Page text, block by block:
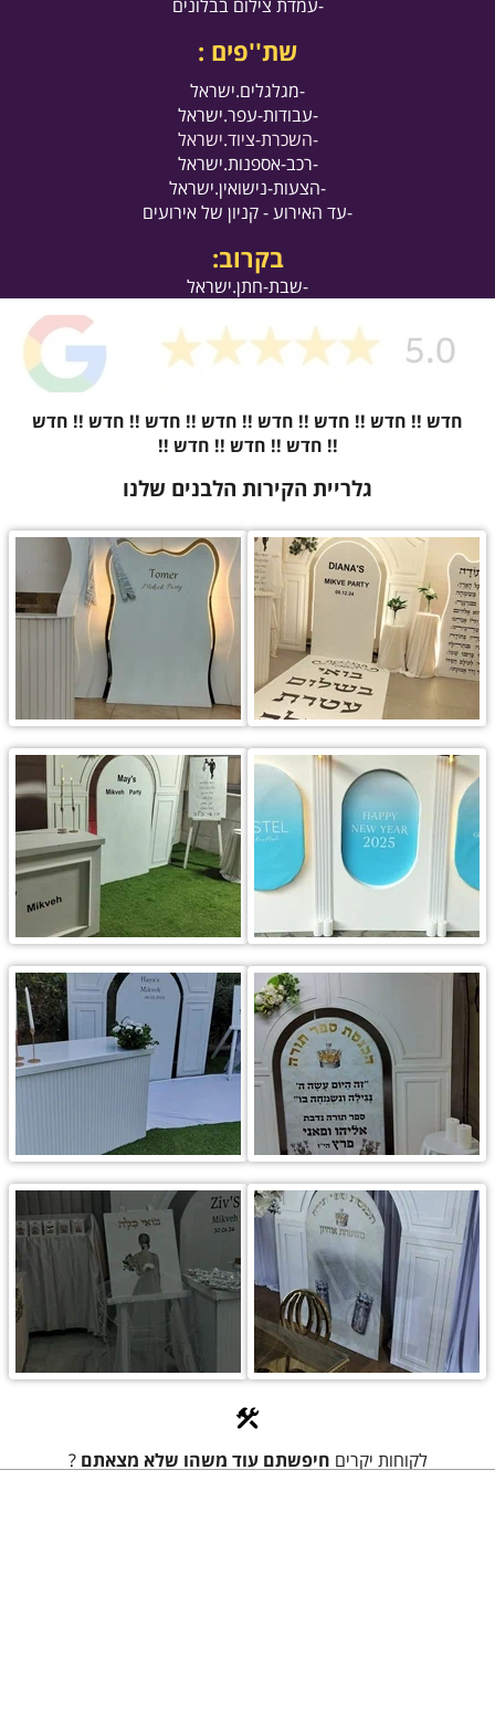
-עמדת צילום בבלונים
שת''פים :
-מגלגלים.ישראל
-עבודות-עפר.ישראל
-השכרת-ציוד.ישראל
-רכב-אספנות.ישראל
-הצעות-נישואין.ישראל
-עד האירוע - קניון של אירועים
בקרוב:
-שבת-חתן.ישראל
חדש !! חדש !! חדש !! חדש !! חדש !! חדש !! חדש !! חדש
!! חדש !! חדש !! חדש !!
גלריית הקירות הלבנים שלנו
לקוחות יקרים חיפשתם עוד משהו שלא מצאתם ?